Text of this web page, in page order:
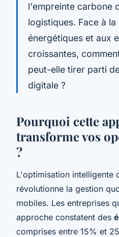
l'empreinte carbone
logistiques. Face à
énergétiques et aux
croissantes,
peut-elle tirer parti
digitale ?
Pourquoi cette
transforme vos
?
L'optimisation intelligente
révolutionne la gestion
mobiles. Les entreprises
approche constatent des
comprises entre 15% et